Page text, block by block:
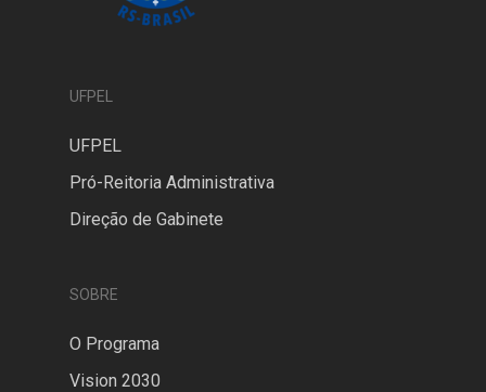
UFPEL
UFPEL
Pró-Reitoria Administrativa
Direção de Gabinete
SOBRE
O Programa
Vision 2030